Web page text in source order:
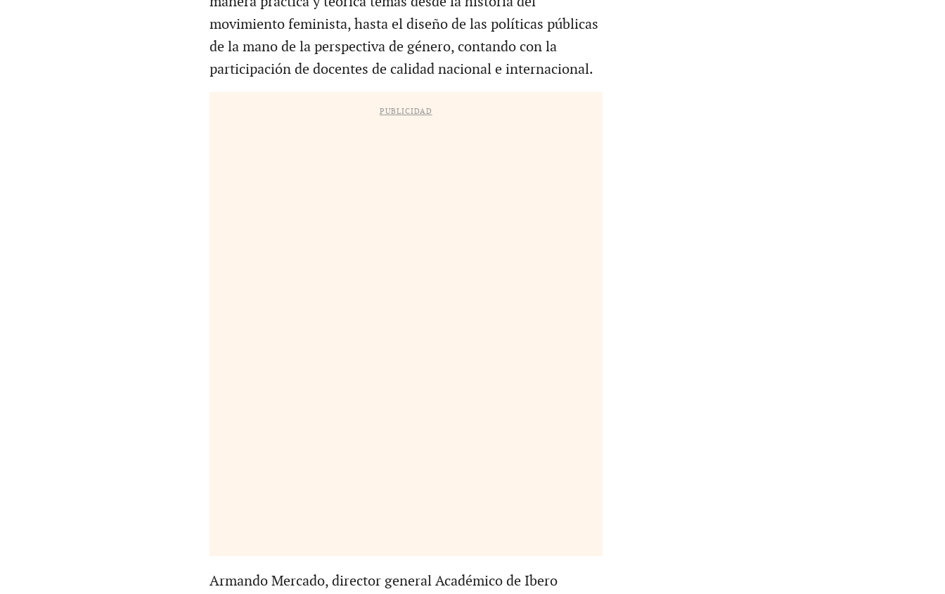
movimiento feminista, hasta el diseño de las políticas públicas
de la mano de la perspectiva de género, contando con la
participación de docentes de calidad nacional e internacional.
PUBLICIDAD
Armando Mercado, director general Académico de Ibero